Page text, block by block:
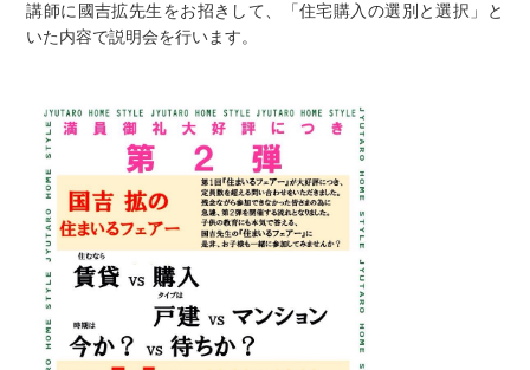
講師に國吉拡先生をお招きして、「住宅購入の選別と選択」と
いた内容で説明会を行います。